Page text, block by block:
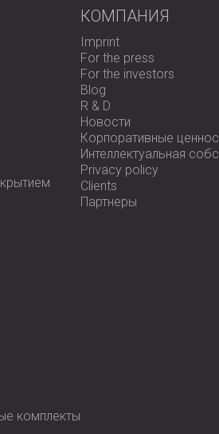
Обращайтесь за
комплекты
КОМПАНИЯ
Imprint
For the press
For the investors
Blog
R & D
Новости
Корпоративные
Интеллектуальная
Privacy policy
Clients
Партнеры